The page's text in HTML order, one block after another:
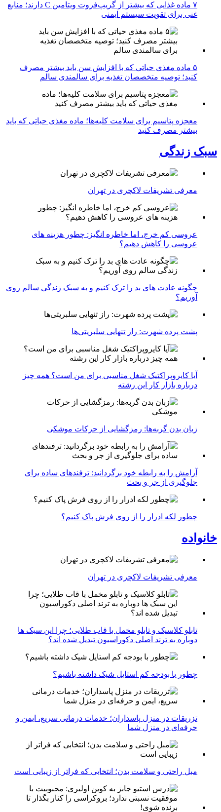
۷ ماده غذایی که بیشتر از گریپ‌فروت ویتامین C دارند؛ منابع
غنی برای تقویت سیستم ایمنی
۵ ماده مغذی حیاتی که با افزایش سن باید بیشتر مصرف
کنید؛ توصیه متخصصان تغذیه برای سالمندی سالم
معجزه پتاسیم برای سلامت کلیه‌ها؛ ماده مغذی حیاتی که باید
بیشتر مصرف کنید
سبک زندگی
معرفی تشریفات لاکچری در تهران
عروسی کم خرج، اما خاطره انگیز: چطور هزینه های
عروسی را کاهش دهیم؟
چگونه عادت‌ های بد را ترک کنیم و به سبک زندگی سالم روی
آوریم؟
پشت پرده شهرت: راز تنهایی سلبریتی‌ها
آیا کایروپراکتیک شغل مناسبی برای من است؟ همه چیز
درباره بازار کار این رشته
زبان بدن گربه‌ها: رمزگشایی از حرکات موشکی
آرامش را به رابطه خود برگردانید: ترفندهای ساده برای
جلوگیری از جر و بحث
چطور لکه ادرار را از روی فرش پاک کنیم؟
خانواده
معرفی تشریفات لاکچری در تهران
تابلو کلاسیک و تابلو مخمل با قاب طلایی؛ چرا این سبک ها
دوباره به ترند اصلی دکوراسیون تبدیل شده اند؟
چطور با بودجه کم استایل شیک داشته باشیم؟
تزریقات در منزل پاسداران؛ خدمات درمانی سریع، ایمن و
حرفه‌ای در منزل شما
مبل راحتی و سلامت بدن؛ انتخابی که فراتر از زیبایی است